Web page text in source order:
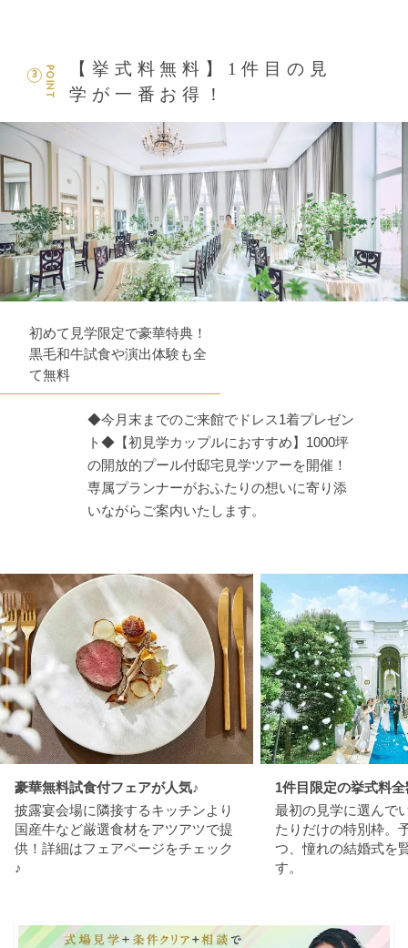
POINT
3
【挙式料無料】1件目の見
学が一番お得！
初めて見学限定で豪華特典！
黒毛和牛試食や演出体験も全
て無料
◆今月末までのご来館でドレス1着プレゼン
ト◆【初見学カップルにおすすめ】1000坪
の開放的プール付邸宅見学ツアーを開催！
専属プランナーがおふたりの想いに寄り添
いながらご案内いたします。
豪華無料試食付フェアが人気♪
披露宴会場に隣接するキッチンより
国産牛など厳選食材をアツアツで提
供！詳細はフェアページをチェック
♪
1件目限定の挙式料
最初の見学に選んで
たりだけの特別枠。
つ、憧れの結婚式を
す。